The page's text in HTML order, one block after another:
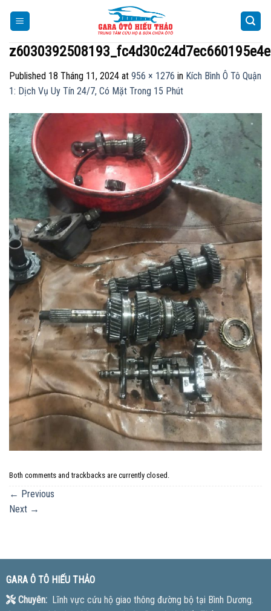
Published 18 Tháng 11, 2024 at 956 × 1276 in Kích Bình Ô Tô Quận
1: Dịch Vụ Uy Tín 24/7, Có Mặt Trong 15 Phút
Both comments and trackbacks are currently closed.
← Previous
Next →
GARA Ô TÔ HIẾU THẢO
Chuyên:Lĩnh vực cứu hộ giao thông đường bộ tại Bình Dương.